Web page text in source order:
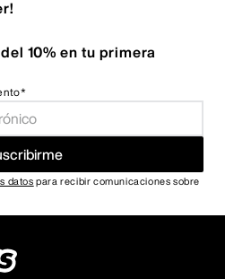
10% en tu primera
datos para recibir comunicaciones sobre